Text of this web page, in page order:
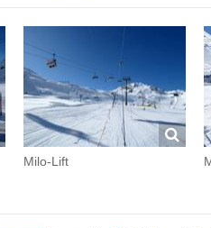
Milo-Lift